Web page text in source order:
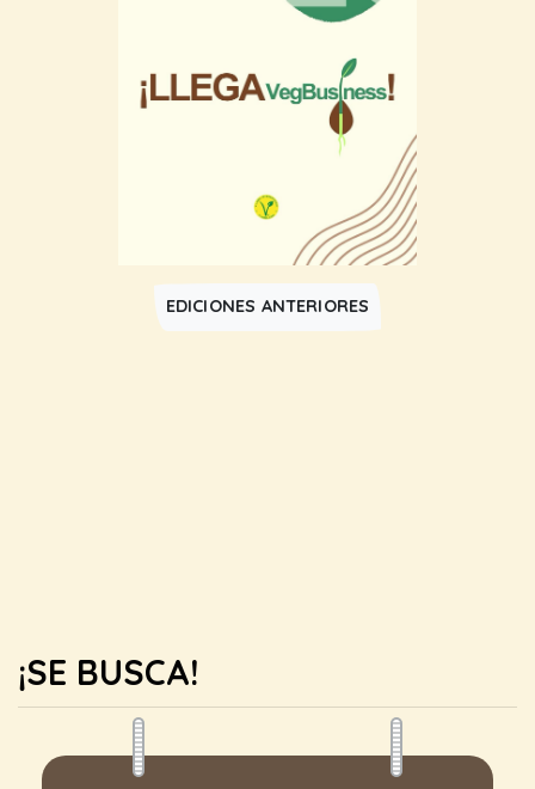
EDICIONES ANTERIORES
¡SE BUSCA!